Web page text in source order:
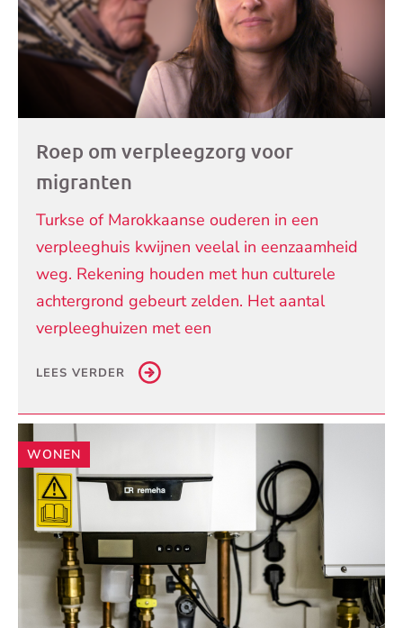
Roep om verpleegzorg voor
migranten
Turkse of Marokkaanse ouderen in een
verpleeghuis kwijnen veelal in eenzaamheid
weg. Rekening houden met hun culturele
achtergrond gebeurt zelden. Het aantal
verpleeghuizen met een
LEES VERDER
WONEN